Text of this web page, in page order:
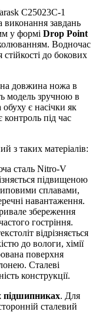
C25023C-1
виконання завдань
у формі Drop Point
Водночас
стійкості до бокових
довжина ножа в
модель зручною в
обуху є насічки як
під час
з таких матеріалів:
сталь Nitro-V
підвищеною
сплавами,
навантаження.
збереження
гостріння.
відрізняється
до вологи, хімії
поверхня
Сталеві
конструкції.
підшипниках. Для
сталевий